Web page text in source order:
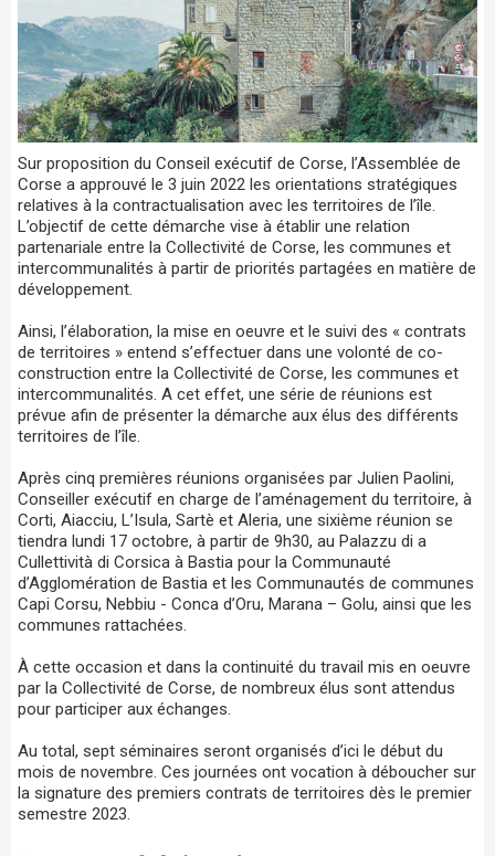
Sur proposition du Conseil exécutif de Corse, l’Assemblée de
Corse a approuvé le 3 juin 2022 les orientations stratégiques
relatives à la contractualisation avec les territoires de l’île.
L’objectif de cette démarche vise à établir une relation
partenariale entre la Collectivité de Corse, les communes et
intercommunalités à partir de priorités partagées en matière de
développement.
Ainsi, l’élaboration, la mise en oeuvre et le suivi des « contrats
de territoires » entend s’effectuer dans une volonté de co-
construction entre la Collectivité de Corse, les communes et
intercommunalités. A cet effet, une série de réunions est
prévue afin de présenter la démarche aux élus des différents
territoires de l’île.
Après cinq premières réunions organisées par Julien Paolini,
Conseiller exécutif en charge de l’aménagement du territoire, à
Corti, Aiacciu, L’Isula, Sartè et Aleria, une sixième réunion se
tiendra lundi 17 octobre, à partir de 9h30, au Palazzu di a
Cullettività di Corsica à Bastia pour la Communauté
d’Agglomération de Bastia et les Communautés de communes
Capi Corsu, Nebbiu - Conca d’Oru, Marana – Golu, ainsi que les
communes rattachées.
À cette occasion et dans la continuité du travail mis en oeuvre
par la Collectivité de Corse, de nombreux élus sont attendus
pour participer aux échanges.
Au total, sept séminaires seront organisés d’ici le début du
mois de novembre. Ces journées ont vocation à déboucher sur
la signature des premiers contrats de territoires dès le premier
semestre 2023.